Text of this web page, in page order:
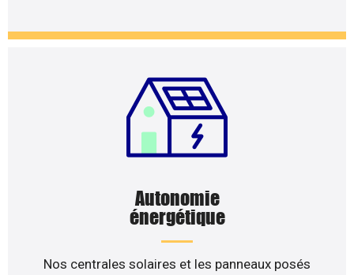
Autonomie
énergétique
Nos centrales solaires et les panneaux posés